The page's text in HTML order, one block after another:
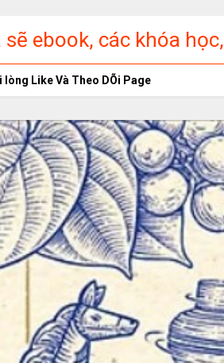
ebook, các khóa học,
phí
lòng Like Và Theo DÕi Page